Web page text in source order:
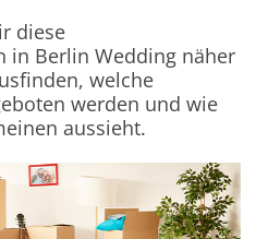
diese
in Berlin Wedding näher
welche
werden und wie
aussieht.